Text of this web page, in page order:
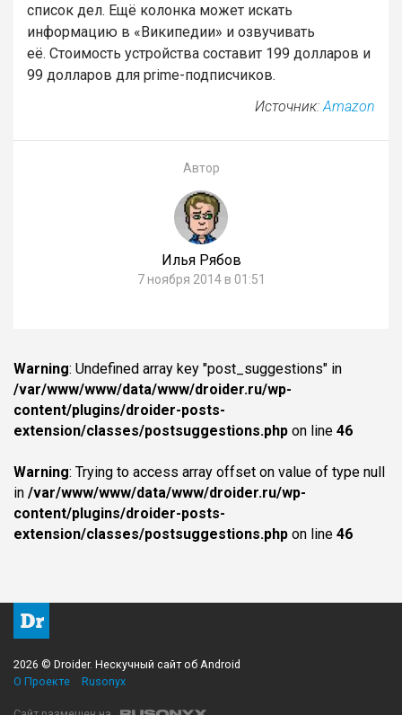
список дел. Ещё колонка может искать
информацию в «Википедии» и озвучивать
её. Стоимость устройства составит 199 долларов и
99 долларов для prime-подписчиков.
Источник:Amazon
Автор
Илья Рябов
7 ноября 2014 в 01:51
Warning: Undefined array key "post_suggestions" in
/var/www/www/data/www/droider.ru/wp-
content/plugins/droider-posts-
extension/classes/postsuggestions.php on line 46
Warning: Trying to access array offset on value of type null
in /var/www/www/data/www/droider.ru/wp-
content/plugins/droider-posts-
extension/classes/postsuggestions.php on line 46
2026 © Droider. Нескучный сайт об Android
О Проекте
Rusonyx